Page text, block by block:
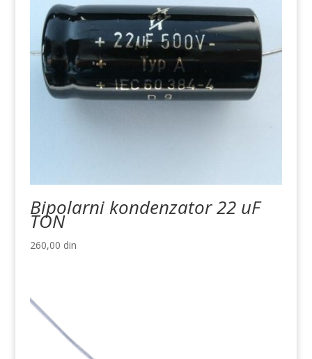
Bipolarni kondenzator 22 uF
TON
260,00 din